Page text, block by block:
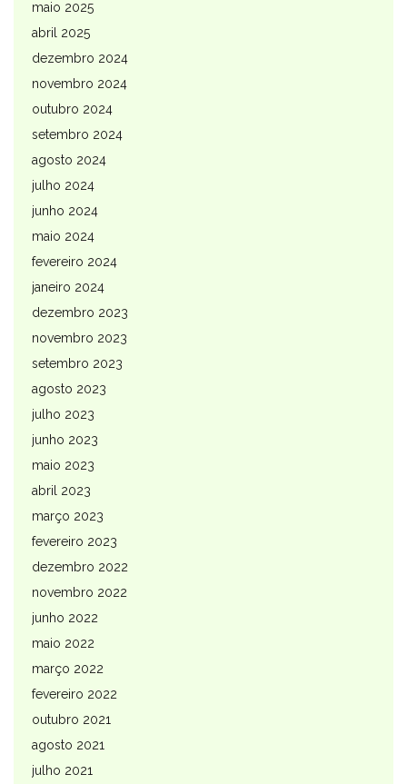
maio 2025
abril 2025
dezembro 2024
novembro 2024
outubro 2024
setembro 2024
agosto 2024
julho 2024
junho 2024
maio 2024
fevereiro 2024
janeiro 2024
dezembro 2023
novembro 2023
setembro 2023
agosto 2023
julho 2023
junho 2023
maio 2023
abril 2023
março 2023
fevereiro 2023
dezembro 2022
novembro 2022
junho 2022
maio 2022
março 2022
fevereiro 2022
outubro 2021
agosto 2021
julho 2021